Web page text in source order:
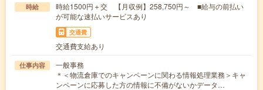
時給
時給1500円＋交 【月収例】258,750円～ ■給与の前払い
が可能な速払いサービスあり
交通費
交通費支給あり
仕事内容
一般事務
＊＜物流倉庫でのキャンペーンに関わる情報処理業務＞キャ
ンペーンに応募した方の情報に不備がないかデータ…